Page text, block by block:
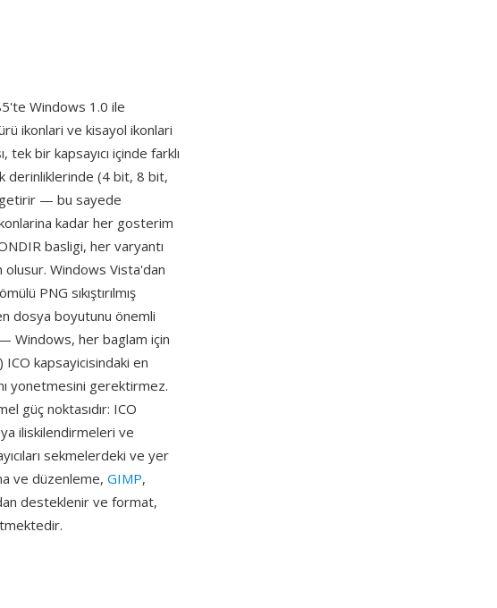
Windows 1.0 ile
ikonlari ve kisayol ikonlari
bir kapsayıcı içinde farklı
derinliklerinde (4 bit, 8 bit,
getirir — bu sayede
kadar her gosterim
basligi, her varyantı
olusur. Windows Vista'dan
PNG sıkıştırılmış
dosya boyutunu önemli
Windows, her baglam için
kapsayicisindaki en
yonetmesini gerektirmez.
güç noktasıdır: ICO
iliskilendirmeleri ve
sekmelerdeki ve yer
ve düzenleme, GIMP,
desteklenir ve format,